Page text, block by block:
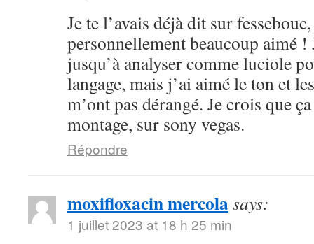
Je te l’avais déjà dit sur
personnellement beaucoup aimé !
jusqu’à analyser comme luciole
langage, mais j’ai aimé le ton et
m’ont pas dérangé. Je crois que
montage, sur sony vegas.
Répondre
moxifloxacin mercolasays:
1 juillet 2023 at 18 h 25 min